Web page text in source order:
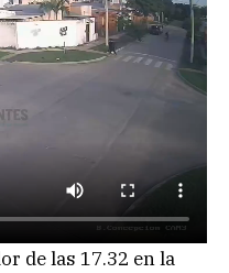
de las 17.32 en la